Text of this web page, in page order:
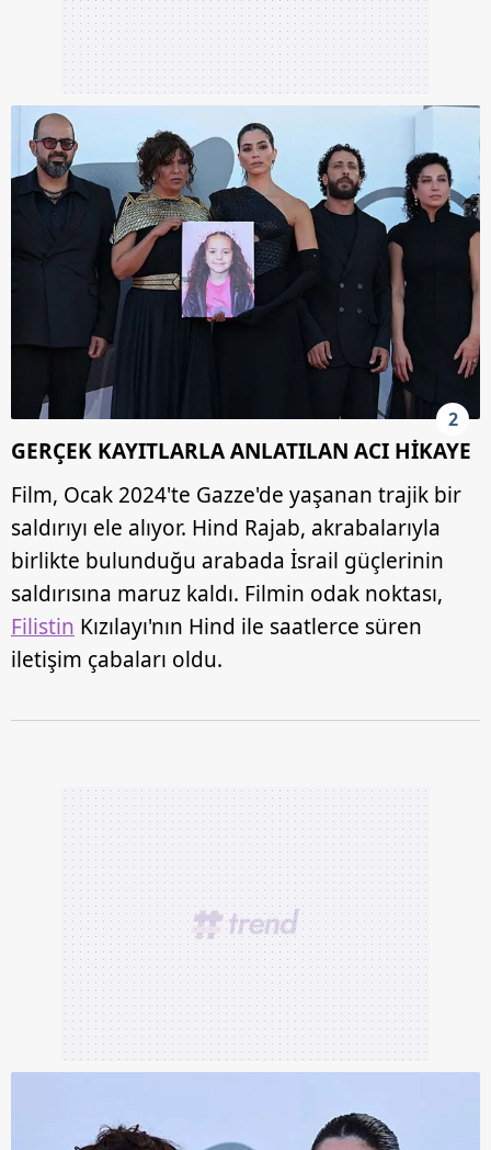
2
GERÇEK KAYITLARLA ANLATILAN ACI HİKAYE
Film, Ocak 2024'te Gazze'de yaşanan trajik bir
saldırıyı ele alıyor. Hind Rajab, akrabalarıyla
birlikte bulunduğu arabada İsrail güçlerinin
saldırısına maruz kaldı. Filmin odak noktası,
Filistin Kızılayı'nın Hind ile saatlerce süren
iletişim çabaları oldu.